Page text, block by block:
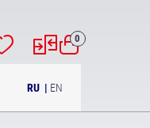
RU | EN
0